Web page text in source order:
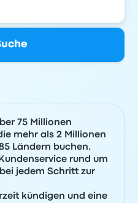
75 Millionen
mehr als 2 Millionen
Ländern buchen.
rund um
jedem Schritt zur
kündigen und eine